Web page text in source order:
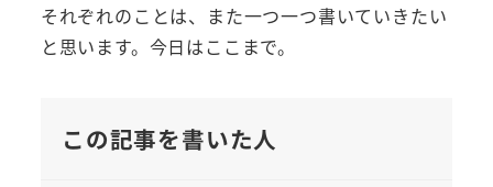
それぞれのことは、また一つ一つ書いていきたい
と思います。今日はここまで。
この記事を書いた人